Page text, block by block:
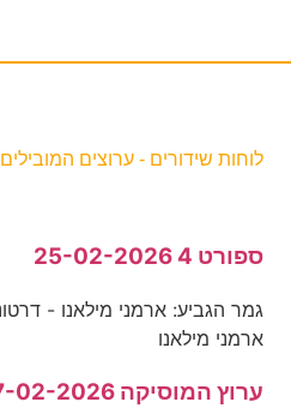
לוחות שידורים - ערוצים המובילים
ספורט 4 25-02-2026
ארמני מילאנו
ערוץ המוסיקה 27-02-2026